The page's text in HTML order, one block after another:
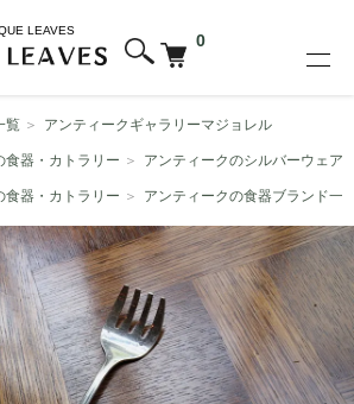
LEAVES
0
覧 ＞ アンティークギャラリーマジョレル
食器・カトラリー ＞ アンティークのシルバーウェア
食器・カトラリー ＞ アンティークの食器ブランド一